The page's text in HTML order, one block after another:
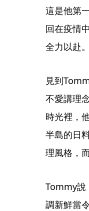
這是他第
回在疫情
全力以赴。
見到
不愛講理
時光裡，
半島的日
理風格，
Tommy說
調新鮮當